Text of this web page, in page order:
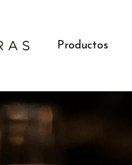
Productos